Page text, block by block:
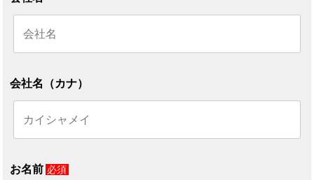
会社名（カナ）
お名前 必須